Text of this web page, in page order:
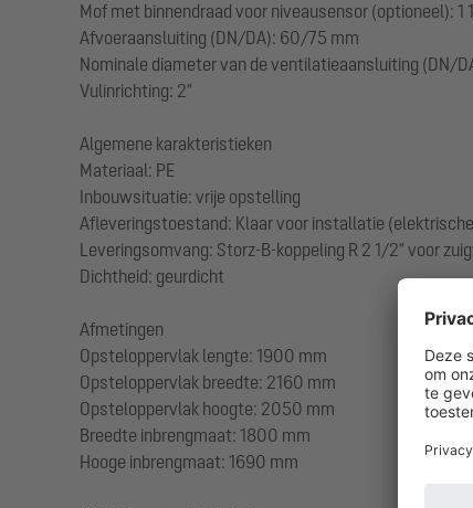
Mof met binnendraad voor niveausensor (optioneel): 1
Afvoeraansluiting (DN/DA): 60/75 mm
Nominale diameter van de ventilatieaansluiting (DN/
Vulinrichting: 2"
Algemene karakteristieken
Materiaal: PE
Inbouwsituatie: vrije opstelling
Afleveringstoestand: Klaar voor installatie
Leveringsomvang: Storz-B-koppeling R 2 1/2" voor
Dichtheid: geurdicht
Afmetingen
Opsteloppervlak lengte: 1900 mm
Opsteloppervlak breedte: 2160 mm
Opsteloppervlak hoogte: 2050 mm
Breedte inbrengmaat: 1800 mm
Hooge inbrengmaat: 1690 mm